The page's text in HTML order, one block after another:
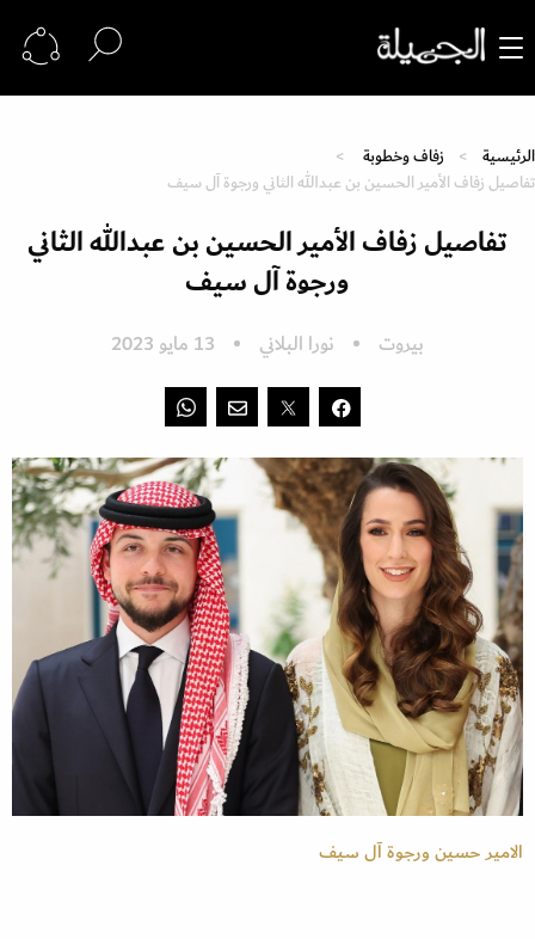
الرئيسية
زفاف وخطوبة
تفاصيل زفاف الأمير الحسين بن عبدالله الثاني ورجوة آل سيف
تفاصيل زفاف الأمير الحسين بن عبدالله الثاني
ورجوة آل سيف
بيروت نورا البلاني 13 مايو 2023
الامير حسين ورجوة آل سيف